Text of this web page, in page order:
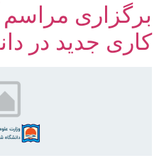
برگزاری مراسم
کاری جدید در